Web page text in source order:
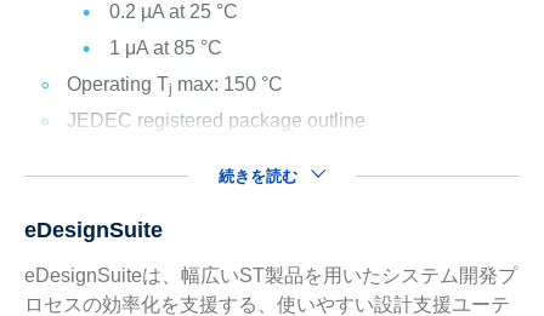
0.2 µA at 25 °C
1 μA at 85 °C
Operating Tj max: 150 °C
JEDEC registered package outline
続きを読む
eDesignSuite
eDesignSuiteは、幅広いST製品を用いたシステム開発プ
ロセスの効率化を支援する、使いやすい設計支援ユーテ